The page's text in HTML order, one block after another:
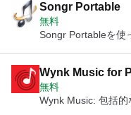
Songr Portable
無料
Songr Portableを使
Wynk Music for
無料
Wynk Music: 包括